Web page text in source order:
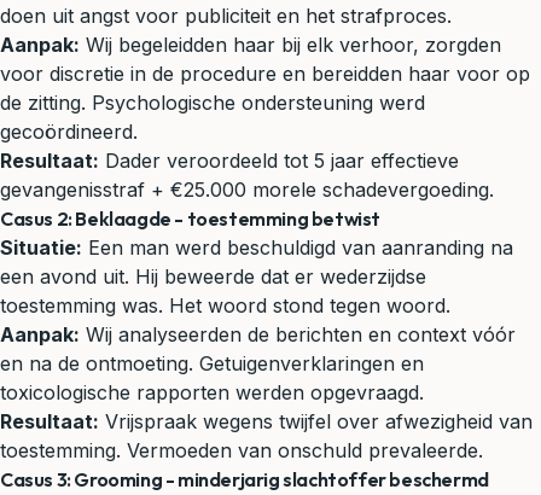
doen uit angst voor publiciteit en het strafproces.
Aanpak: Wij begeleidden haar bij elk verhoor, zorgden
voor discretie in de procedure en bereidden haar voor op
de zitting. Psychologische ondersteuning werd
gecoördineerd.
Resultaat: Dader veroordeeld tot 5 jaar effectieve
gevangenisstraf + €25.000 morele schadevergoeding.
Casus 2: Beklaagde - toestemming betwist
Situatie: Een man werd beschuldigd van aanranding na
een avond uit. Hij beweerde dat er wederzijdse
toestemming was. Het woord stond tegen woord.
Aanpak: Wij analyseerden de berichten en context vóór
en na de ontmoeting. Getuigenverklaringen en
toxicologische rapporten werden opgevraagd.
Resultaat: Vrijspraak wegens twijfel over afwezigheid van
toestemming. Vermoeden van onschuld prevaleerde.
Casus 3: Grooming - minderjarig slachtoffer beschermd